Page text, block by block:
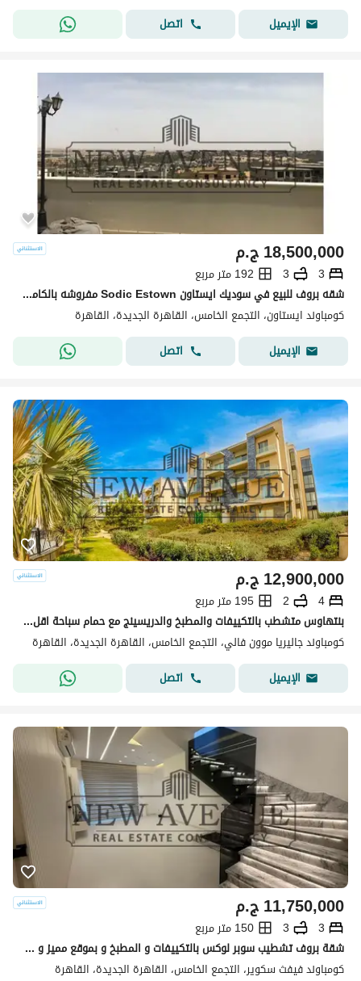
الإيميل
اتصل
ج.م18,500,000
3
3
192 متر مربع
شقه بروف للبيع في سوديك ايستاون Sodic Estown مفروشه بالكامل فيو على جولف قطامية ديونز
كومباوند ايستاون، التجمع الخامس، القاهرة الجديدة، القاهرة
الإيميل
اتصل
ج.م12,900,000
4
2
195 متر مربع
بنتهاوس متشطب بالتكييفات والمطبخ والدريسينج مع حمام سباحة اقل من سعر السوق لوكيشن مميز في جاليريا موون ڤالي GALLERIA MOON VALLEY
كومباوند جاليريا موون فالي، التجمع الخامس، القاهرة الجديدة، القاهرة
الإيميل
اتصل
ج.م11,750,000
3
3
150 متر مربع
شقة بروف تشطيب سوبر لوكس بالتكييفات و المطبخ و بموقع مميز و اقساط على ٣ سنين جاهزة للاستلام Marasem Fifth square
كومباوند فيفث سكوير، التجمع الخامس، القاهرة الجديدة، القاهرة